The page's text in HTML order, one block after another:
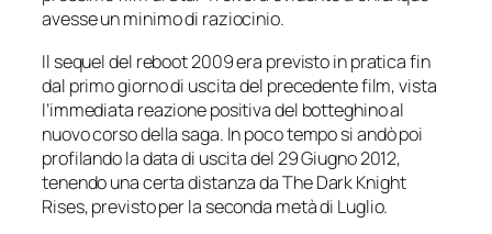
avesse un minimo di raziocinio.
Il sequel del reboot 2009 era previsto in pratica fin
dal primo giorno di uscita del precedente film, vista
l’immediata reazione positiva del botteghino al
nuovo corso della saga. In poco tempo si andò poi
profilando la data di uscita del 29 Giugno 2012,
tenendo una certa distanza daThe Dark Knight
Rises, previsto per la seconda metà di Luglio.